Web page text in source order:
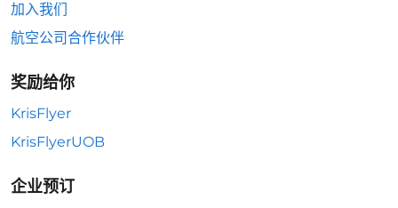
加入我们
航空公司合作伙伴
奖励给你
KrisFlyer
KrisFlyerUOB
企业预订